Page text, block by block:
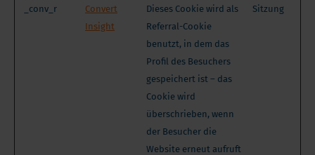
_conv_r
Convert
Insight
Dieses Cookie wird als
Referral-Cookie
benutzt, in dem das
Profil des Besuchers
gespeichert ist – das
Cookie wird
überschrieben, wenn
der Besucher die
Website erneut aufruft
Sitzung